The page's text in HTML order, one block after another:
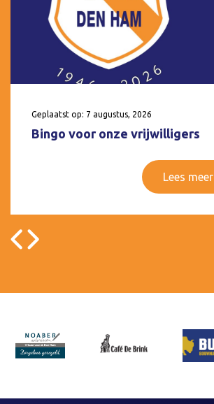
Geplaatst op: 7 augustus, 2026
Bingo voor onze vrijwilligers
Lees meer